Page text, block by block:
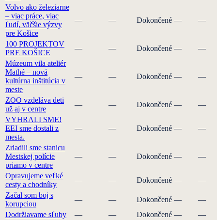
Volvo ako železiarne
– viac práce, viac
ľudí, väčšie výzvy
pre Košice
— — Dokončené — —
100 PROJEKTOV
PRE KOŠICE
— — Dokončené —
—
Múzeum vila ateliér
Mathé – nová
kultúrna inštitúcia v
meste
— — Dokončené — —
ZOO vzdeláva deti
už aj v centre
— — Dokončené —
—
VYHRALI SME!
EEI sme dostali z
mesta.
— — Dokončené — —
Zriadili sme stanicu
Mestskej polície
priamo v centre
— — Dokončené — —
Opravujeme veľké
cesty a chodníky
— — Dokončené —
—
Začal som boj s
korupciou
— — Dokončené —
—
Dodržiavame sľuby
— — Dokončené —
—